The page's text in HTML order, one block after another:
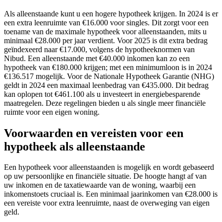
Als alleenstaande kunt u een hogere hypotheek krijgen. In 2024 is er
een extra leenruimte van €16.000 voor singles. Dit zorgt voor een
toename van de maximale hypotheek voor alleenstaanden, mits u
minimaal €28.000 per jaar verdient. Voor 2025 is dit extra bedrag
geïndexeerd naar €17.000, volgens de hypotheeknormen van
Nibud. Een alleenstaande met €40.000 inkomen kan zo een
hypotheek van €180.000 krijgen; met een minimumloon is in 2024
€136.517 mogelijk. Voor de Nationale Hypotheek Garantie (NHG)
geldt in 2024 een maximaal leenbedrag van €435.000. Dit bedrag
kan oplopen tot €461.100 als u investeert in energiebesparende
maatregelen. Deze regelingen bieden u als single meer financiële
ruimte voor een eigen woning.
Voorwaarden en vereisten voor een
hypotheek als alleenstaande
Een hypotheek voor alleenstaanden is mogelijk en wordt gebaseerd
op uw persoonlijke en financiële situatie. De hoogte hangt af van
uw inkomen en de taxatiewaarde van de woning, waarbij een
inkomenstoets cruciaal is. Een minimaal jaarinkomen van €28.000 is
een vereiste voor extra leenruimte, naast de overweging van eigen
geld.